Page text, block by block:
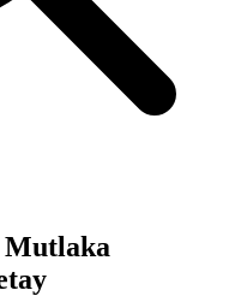
Mutlaka